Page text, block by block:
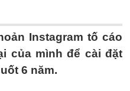
Instagram tố cáo
của mình để cài đặt
6 năm.